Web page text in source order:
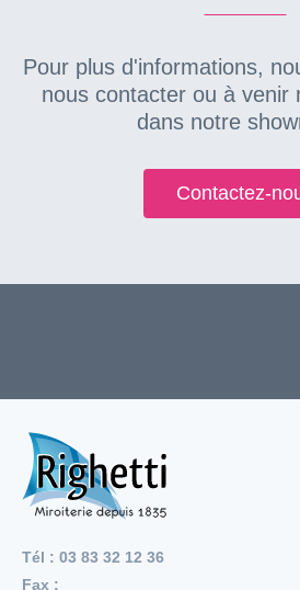
Pour plus d'informations,
nous contacter ou à venir
dans notre
Contactez-
Tél : 03 83 32 12 36
Fax :